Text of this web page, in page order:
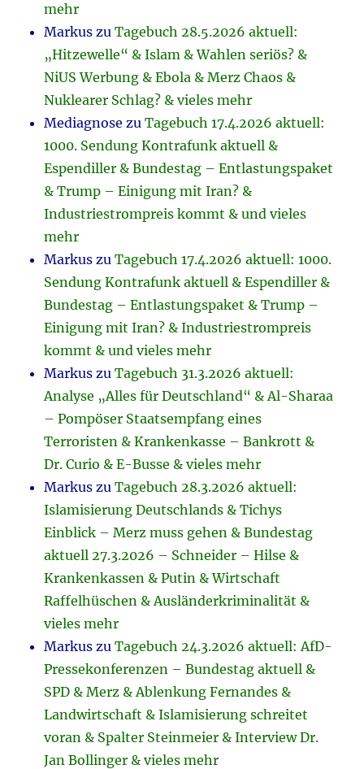
mehr
Markus zuTagebuch 28.5.2026 aktuell:
„Hitzewelle“ & Islam & Wahlen seriös? &
NiUS Werbung & Ebola & Merz Chaos &
Nuklearer Schlag? & vieles mehr
Mediagnose zuTagebuch 17.4.2026 aktuell:
1000. Sendung Kontrafunk aktuell &
Espendiller & Bundestag – Entlastungspaket
& Trump – Einigung mit Iran? &
Industriestrompreis kommt & und vieles
mehr
Markus zuTagebuch 17.4.2026 aktuell: 1000.
Sendung Kontrafunk aktuell & Espendiller &
Bundestag – Entlastungspaket & Trump –
Einigung mit Iran? & Industriestrompreis
kommt & und vieles mehr
Markus zuTagebuch 31.3.2026 aktuell:
Analyse „Alles für Deutschland“ & Al-Sharaa
– Pompöser Staatsempfang eines
Terroristen & Krankenkasse – Bankrott &
Dr. Curio & E-Busse & vieles mehr
Markus zuTagebuch 28.3.2026 aktuell:
Islamisierung Deutschlands & Tichys
Einblick – Merz muss gehen & Bundestag
aktuell 27.3.2026 – Schneider – Hilse &
Krankenkassen & Putin & Wirtschaft
Raffelhüschen & Ausländerkriminalität &
vieles mehr
Markus zuTagebuch 24.3.2026 aktuell: AfD-
Pressekonferenzen – Bundestag aktuell &
SPD & Merz & Ablenkung Fernandes &
Landwirtschaft & Islamisierung schreitet
voran & Spalter Steinmeier & Interview Dr.
Jan Bollinger & vieles mehr